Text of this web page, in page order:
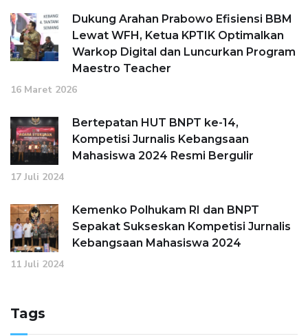
Dukung Arahan Prabowo Efisiensi BBM
Lewat WFH, Ketua KPTIK Optimalkan
Warkop Digital dan Luncurkan Program
Maestro Teacher
16 Maret 2026
Bertepatan HUT BNPT ke-14,
Kompetisi Jurnalis Kebangsaan
Mahasiswa 2024 Resmi Bergulir
17 Juli 2024
Kemenko Polhukam RI dan BNPT
Sepakat Sukseskan Kompetisi Jurnalis
Kebangsaan Mahasiswa 2024
11 Juli 2024
Tags